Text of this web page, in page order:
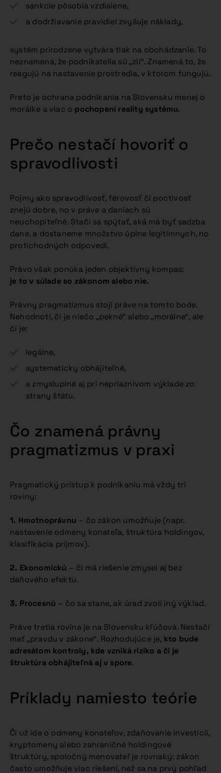
sankcie pôsobia vzdialene,
a dodržiavanie pravidiel zvyšuje náklady,
systém prirodzene vytvára tlak na obchádzanie. To
neznamená, že podnikatelia sú „zlí“. Znamená to, že
reagujú na nastavenie prostredia, v ktorom fungujú.
Preto je ochrana podnikania na Slovensku menej o
morálke a viac o pochopení reality systému.
Prečo nestačí hovoriť o
spravodlivosti
Pojmy ako spravodlivosť, férovosť či poctivosť
znejú dobre, no v práve a daniach sú
neuchopiteľné. Stačí sa spýtať, aká má byť sadzba
dane, a dostaneme množstvo úplne legitímnych, no
protichodných odpovedí.
Právo však ponúka jeden objektívny kompas:
je to v súlade so zákonom alebo nie.
Právny pragmatizmus stojí práve na tomto bode.
Nehodnotí, či je niečo „pekné“ alebo „morálne“, ale
či je:
legálne,
systematicky obhájiteľné,
a zmysluplné aj pri nepriaznivom výklade zo
strany štátu.
Čo znamená právny
pragmatizmus v praxi
Pragmatický prístup k podnikaniu má vždy tri
roviny:
1. Hmotnoprávnu – čo zákon umožňuje (napr.
nastavenie odmeny konateľa, štruktúra holdingov,
klasifikácia príjmov).
2. Ekonomickú – či má riešenie zmysel aj bez
daňového efektu.
3. Procesnú – čo sa stane, ak úrad zvolí iný výklad.
Práve tretia rovina je na Slovensku kľúčová. Nestačí
mať „pravdu v zákone“. Rozhodujúce je, kto bude
adresátom kontroly, kde vzniká riziko a či je
štruktúra obhájiteľná aj v spore.
Príklady namiesto teórie
Či už ide o odmeny konateľov, zdaňovanie investícií,
kryptomeny alebo zahraničné holdingové
štruktúry, spoločný menovateľ je rovnaký: zákon
často umožňuje viac riešení, než sa na prvý pohľad